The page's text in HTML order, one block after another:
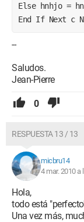
Else hnhjo =
End If Next c
--
Saludos.
Jean-Pierre
0
RESPUESTA 13 / 13
micbru14
4 mar. 2010 a
Hola,
todo está
Una vez más,